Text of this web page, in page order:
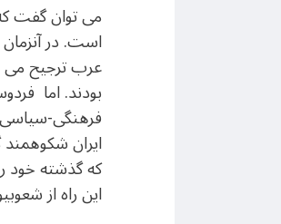
می توان گفت
است. در آنزمان
عرب ترجیح می
بودند. اما
فرهنگی-سیاسی
ایران شکوهمند
که گذشته خود
این راه از